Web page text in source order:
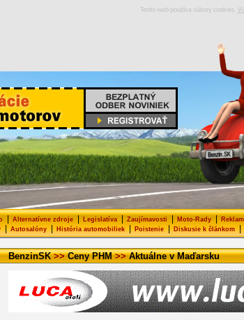
Tento web používa súbory cookies.
Alternatívne zdroje Legislatíva Zaujímavosti Moto-Rady
| Autosalóny| História automobiliek| Poistenie| Diskusie k článkom|
BenzinSK>>Ceny PHM>>Aktuálne v Maďarsku